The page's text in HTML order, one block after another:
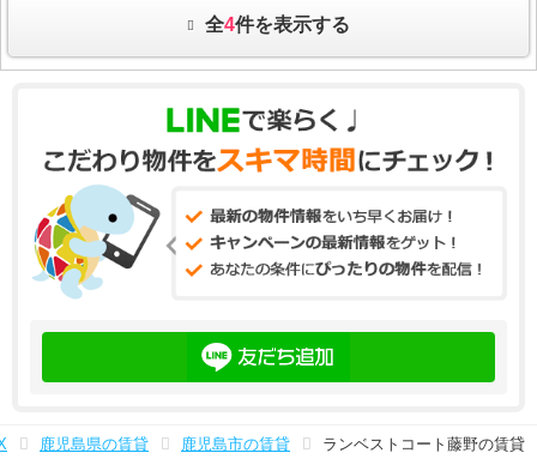
全4件を表示する
鹿児島県の賃貸 鹿児島市の賃貸 ランベストコート藤野の賃貸